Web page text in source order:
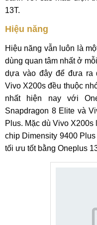
13T.
Hiệu năng
Hiệu năng vẫn luôn là
dùng quan tâm nhất ở
dựa vào đây để đưa ra
Vivo X200s đều thuộc
nhất hiện nay với
Snapdragon 8 Elite và
Plus. Mặc dù Vivo
chip Dimensity 9400
tối ưu tốt bằng Oneplus